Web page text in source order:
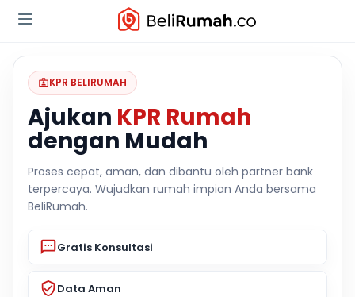
KPR BELIRUMAH
Ajukan KPR Rumah
dengan Mudah
Proses cepat, aman, dan dibantu oleh partner bank
terpercaya. Wujudkan rumah impian Anda bersama
BeliRumah.
Gratis Konsultasi
Data Aman